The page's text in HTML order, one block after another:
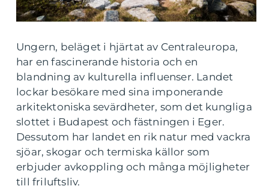
Ungern, beläget i hjärtat av Centraleuropa,
har en fascinerande historia och en
blandning av kulturella influenser. Landet
lockar besökare med sina imponerande
arkitektoniska sevärdheter, som det kungliga
slottet i Budapest och fästningen i Eger.
Dessutom har landet en rik natur med vackra
sjöar, skogar och termiska källor som
erbjuder avkoppling och många möjligheter
till friluftsliv.